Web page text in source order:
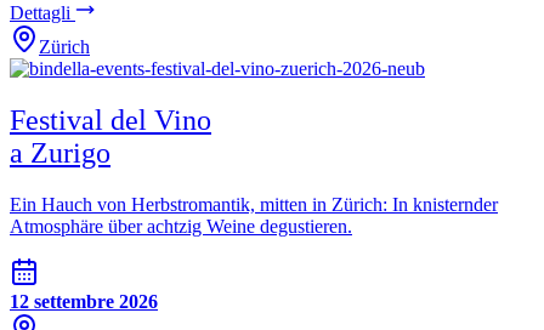
Dettagli
Zürich
Festival del Vino
a Zurigo
Ein Hauch von Herbstromantik, mitten in Zürich: In knisternder
Atmosphäre über achtzig Weine degustieren.
12 settembre 2026